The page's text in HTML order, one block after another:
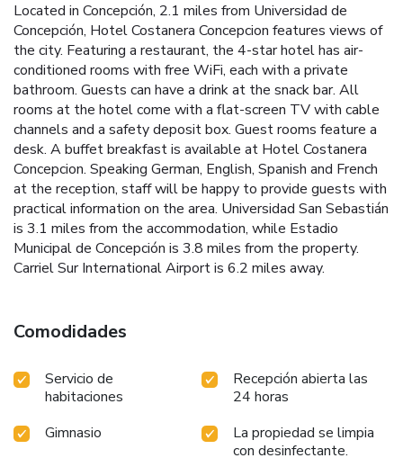
Located in Concepción, 2.1 miles from Universidad de
Concepción, Hotel Costanera Concepcion features views of
the city. Featuring a restaurant, the 4-star hotel has air-
conditioned rooms with free WiFi, each with a private
bathroom. Guests can have a drink at the snack bar. All
rooms at the hotel come with a flat-screen TV with cable
channels and a safety deposit box. Guest rooms feature a
desk. A buffet breakfast is available at Hotel Costanera
Concepcion. Speaking German, English, Spanish and French
at the reception, staff will be happy to provide guests with
practical information on the area. Universidad San Sebastián
is 3.1 miles from the accommodation, while Estadio
Municipal de Concepción is 3.8 miles from the property.
Carriel Sur International Airport is 6.2 miles away.
Comodidades
Servicio de
habitaciones
Recepción abierta las
24 horas
Gimnasio
La propiedad se limpia
con desinfectante.